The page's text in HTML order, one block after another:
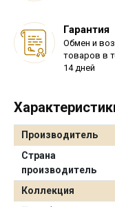
Гарантия
Обмен и
товаров в
14 дней
Производитель
Страна
производитель
Коллекция